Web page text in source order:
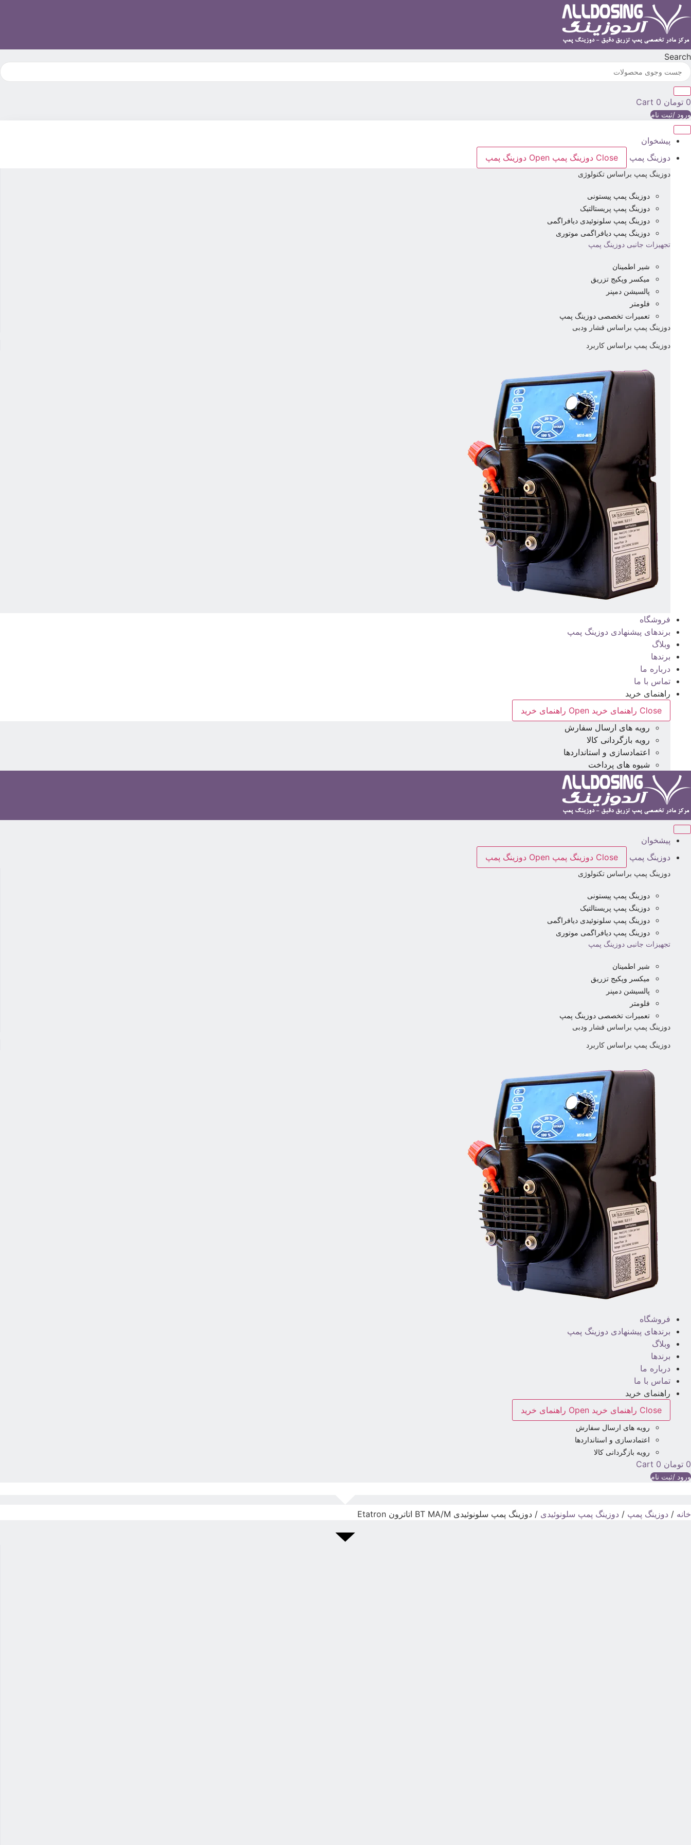
پرش
به
Search
0 تومان 0
Cart
ورود /ثبت نام
پیشخوان
دوزینگ پمپ
Close دوزینگ پمپ Open دوزینگ پمپ
دوزینگ پمپ براساس تکنولوژی
دوزینگ پمپ پیستونی
دوزینگ پمپ پریستالتیک
دوزینگ پمپ سلونوئیدی دیافراگمی
دوزینگ پمپ دیافراگمی موتوری
تجهیزات جانبی دوزینگ پمپ
شیر اطمینان
میکسر وپکیج تزریق
پالسیشن دمپنر
فلومتر
تعمیرات تخصصی دوزینگ پمپ
دوزینگ پمپ براساس فشار ودبی
دوزینگ پمپ براساس کاربرد
فروشگاه
برندهای پیشنهادی دوزینگ پمپ
وبلاگ
برندها
درباره ما
تماس با ما
راهنمای خرید
Close راهنمای خرید
Open راهنمای خرید
رویه های ارسال سفارش
رویه بازگردانی کالا
اعتمادسازی و استانداردها
شیوه های پرداخت
پیشخوان
دوزینگ پمپ
Close دوزینگ پمپ Open دوزینگ پمپ
دوزینگ پمپ براساس تکنولوژی
دوزینگ پمپ پیستونی
دوزینگ پمپ پریستالتیک
دوزینگ پمپ سلونوئیدی دیافراگمی
دوزینگ پمپ دیافراگمی موتوری
تجهیزات جانبی دوزینگ پمپ
شیر اطمینان
میکسر وپکیج تزریق
پالسیشن دمپنر
فلومتر
تعمیرات تخصصی دوزینگ پمپ
دوزینگ پمپ براساس فشار ودبی
دوزینگ پمپ براساس کاربرد
فروشگاه
برندهای پیشنهادی دوزینگ پمپ
وبلاگ
برندها
درباره ما
تماس با ما
راهنمای خرید
Close راهنمای خرید
Open راهنمای خرید
رویه های ارسال سفارش
اعتمادسازی و استانداردها
رویه بازگردانی کالا
0 تومان 0
Cart
ورود /ثبت نام
خانه / دوزینگ پمپ / دوزینگ پمپ سلونوئیدی / دوزینگ پمپ سلونوئیدی BT MA/M اتاترون Etatron